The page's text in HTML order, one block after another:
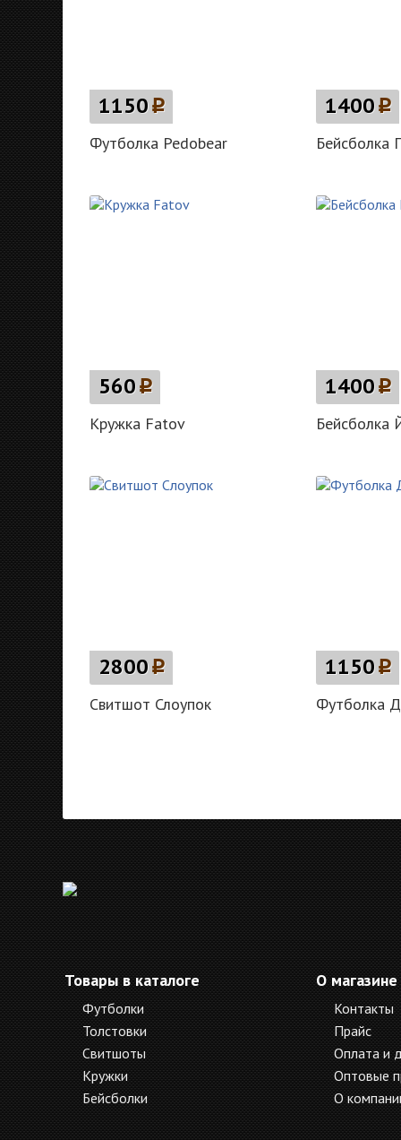
1150p
Футболка Pedobear
1400p
560p
Кружка Fatov
1400p
Бейсболка
2800p
Свитшот Слоупок
1150p
Футболка
Товары в каталоге
Футболки
Толстовки
Свитшоты
Кружки
Бейсболки
О магазине
Контакты
Прайс
Оплата и
Оптовые
О